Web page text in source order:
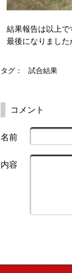
結果報告は以上で
最後になりました
タグ： 試合結果
コメント
名前
内容